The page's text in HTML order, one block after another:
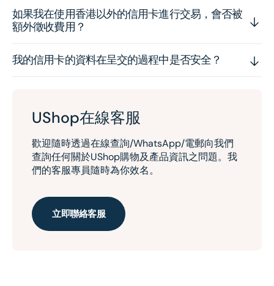
如果我在使用香港以外的信用卡進行交易，會否被
額外徵收費用？
我的信用卡的資料在呈交的過程中是否安全？
UShop在線客服
歡迎隨時透過在線查詢/WhatsApp/電郵向我們
查詢任何關於UShop購物及產品資訊之問題。我
們的客服專員隨時為你效名。
立即聯絡客服